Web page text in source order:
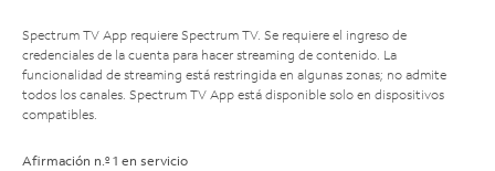
Spectrum TV App requiere Spectrum TV. Se requiere el ingreso de
credenciales de la cuenta para hacer streaming de contenido. La
funcionalidad de streaming está restringida en algunas zonas; no admite
todos los canales. Spectrum TV App está disponible solo en dispositivos
compatibles.
Afirmación n.º 1 en servicio